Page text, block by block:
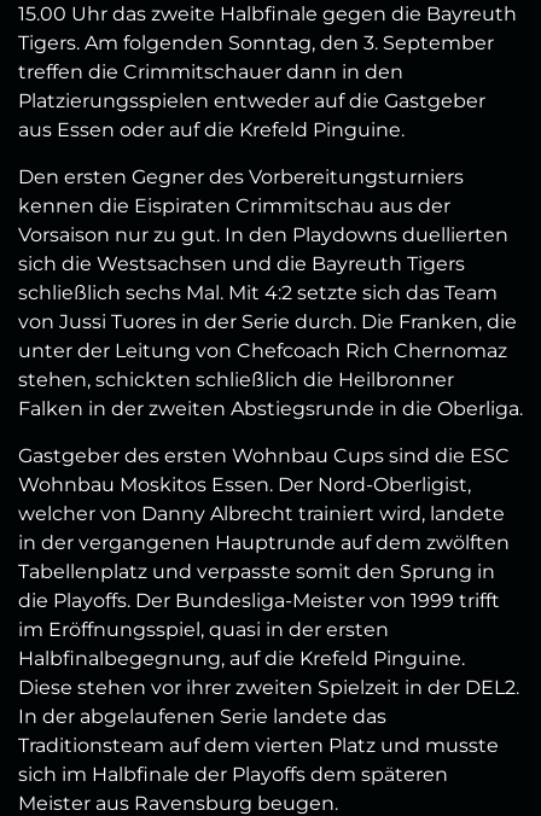
15.00 Uhr das zweite Halbfinale gegen die Bayreuth
Tigers. Am folgenden Sonntag, den 3. September
treffen die Crimmitschauer dann in den
Platzierungsspielen entweder auf die Gastgeber
aus Essen oder auf die Krefeld Pinguine.
Den ersten Gegner des Vorbereitungsturniers
kennen die Eispiraten Crimmitschau aus der
Vorsaison nur zu gut. In den Playdowns duellierten
sich die Westsachsen und die Bayreuth Tigers
schließlich sechs Mal. Mit 4:2 setzte sich das Team
von Jussi Tuores in der Serie durch. Die Franken, die
unter der Leitung von Chefcoach Rich Chernomaz
stehen, schickten schließlich die Heilbronner
Falken in der zweiten Abstiegsrunde in die Oberliga.
Gastgeber des ersten Wohnbau Cups sind die ESC
Wohnbau Moskitos Essen. Der Nord-Oberligist,
welcher von Danny Albrecht trainiert wird, landete
in der vergangenen Hauptrunde auf dem zwölften
Tabellenplatz und verpasste somit den Sprung in
die Playoffs. Der Bundesliga-Meister von 1999 trifft
im Eröffnungsspiel, quasi in der ersten
Halbfinalbegegnung, auf die Krefeld Pinguine.
Diese stehen vor ihrer zweiten Spielzeit in der DEL2.
In der abgelaufenen Serie landete das
Traditionsteam auf dem vierten Platz und musste
sich im Halbfinale der Playoffs dem späteren
Meister aus Ravensburg beugen.